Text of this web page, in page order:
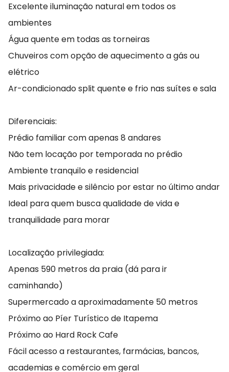
Excelente iluminação natural em todos os
ambientes
Água quente em todas as torneiras
Chuveiros com opção de aquecimento a gás ou
elétrico
Ar-condicionado split quente e frio nas suítes e sala
Diferenciais:
Prédio familiar com apenas 8 andares
Não tem locação por temporada no prédio
Ambiente tranquilo e residencial
Mais privacidade e silêncio por estar no último andar
Ideal para quem busca qualidade de vida e
tranquilidade para morar
Localização privilegiada:
Apenas 590 metros da praia (dá para ir
caminhando)
Supermercado a aproximadamente 50 metros
Próximo ao Píer Turístico de Itapema
Próximo ao Hard Rock Cafe
Fácil acesso a restaurantes, farmácias, bancos,
academias e comércio em geral